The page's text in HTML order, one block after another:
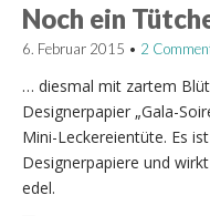
Noch ein
6. Februar 2015 • 2
… diesmal mit zartem
Designerpapier „Gala-
Mini-Leckereientüte. Es
Designerpapiere und
edel.